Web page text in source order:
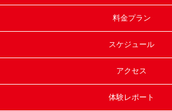
料金プラン
スケジュール
アクセス
体験レポート